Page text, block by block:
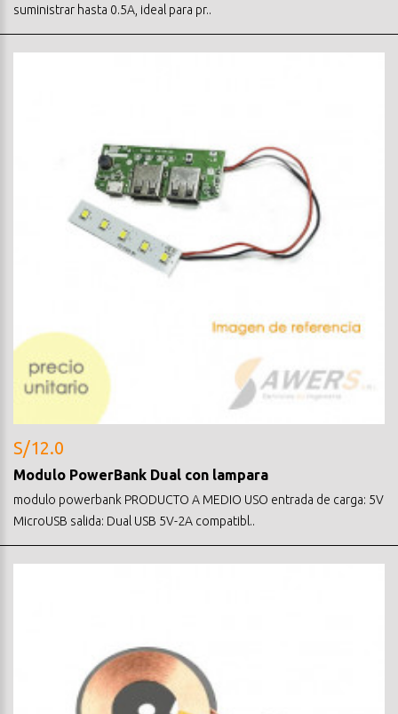
suministrar hasta 0.5A, ideal para pr..
S/12.0
Modulo PowerBank Dual con lampara
modulo powerbank PRODUCTO A MEDIO USO entrada de carga: 5V
MicroUSB salida: Dual USB 5V-2A compatibl..